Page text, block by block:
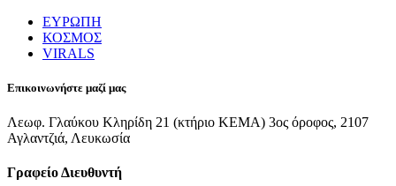
ΕΥΡΩΠΗ
ΚΟΣΜΟΣ
VIRALS
Επικοινωνήστε μαζί μας
Λεωφ. Γλαύκου Κληρίδη 21 (κτήριο ΚΕΜΑ) 3ος όροφος, 2107
Αγλαντζιά, Λευκωσία
Γραφείο Διευθυντή